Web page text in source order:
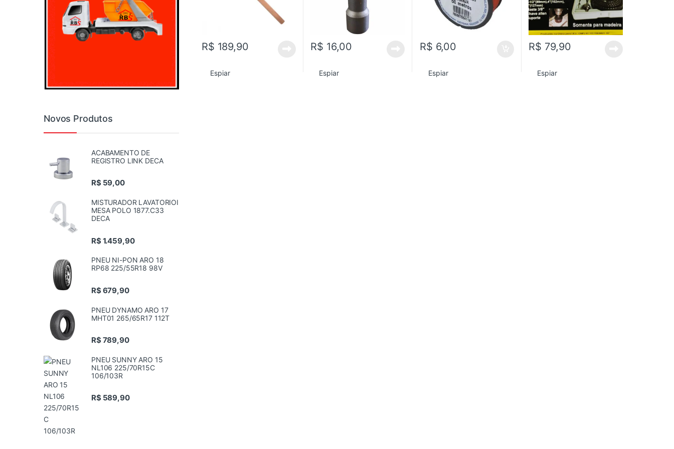
R$ 189,90
Espiar
R$ 16,00
Espiar
R$ 6,00
Espiar
R$ 79,90
Espiar
Novos Produtos
ACABAMENTO DE
REGISTRO LINK DECA
R$59,00
MISTURADOR LAVATORIOI
MESA POLO 1877.C33
DECA
R$1.459,90
PNEU NI-PON ARO 18
RP68 225/55R18 98V
R$679,90
PNEU DYNAMO ARO 17
MHT01 265/65R17 112T
R$789,90
PNEU SUNNY ARO 15
NL106 225/70R15C
106/103R
R$589,90